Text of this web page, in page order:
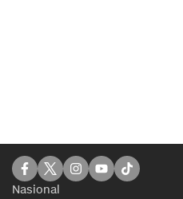
Nasional